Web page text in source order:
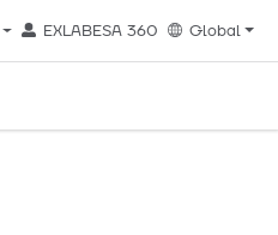
EXLABESA 360 Global